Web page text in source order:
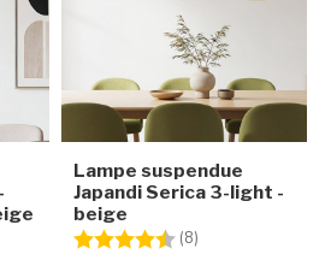
Lampe suspendue
Japandi Serica 3-light -
beige
Note:
(8)